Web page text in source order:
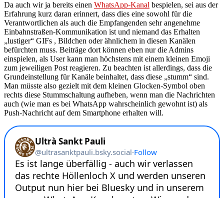
Da auch wir ja bereits einen WhatsApp-Kanal bespielen, sei aus der
Erfahrung kurz daran erinnert, dass dies eine sowohl für die
Verantwortlichen als auch die Empfangenden sehr angenehme
Einbahnstraßen-Kommunikation ist und niemand das Erhalten
„lustiger“ GIFs , Bildchen oder ähnlichem in diesen Kanälen
befürchten muss. Beiträge dort können eben nur die Admins
einspielen, als User kann man höchstens mit einem kleinen Emoji
zum jeweiligen Post reagieren. Zu beachten ist allerdings, dass die
Grundeinstellung für Kanäle beinhaltet, dass diese „stumm“ sind.
Man müsste also gezielt mit dem kleinen Glocken-Symbol oben
rechts diese Stummschaltung aufheben, wenn man die Nachrichten
auch (wie man es bei WhatsApp wahrscheinlich gewohnt ist) als
Push-Nachricht auf dem Smartphone erhalten will.